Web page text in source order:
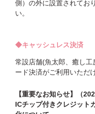
側）の外に設置されてお
い。
◆キャッシュレス決済
常設店舗(魚太郎、癒し
ード決済がご利用いただ
【重要なお知らせ】（
ICチップ付きクレジット